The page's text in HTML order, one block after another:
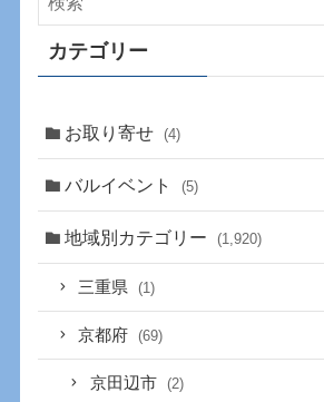
カテゴリー
お取り寄せ (4)
バルイベント (5)
地域別カテゴリー (1,920)
三重県 (1)
京都府 (69)
京田辺市 (2)